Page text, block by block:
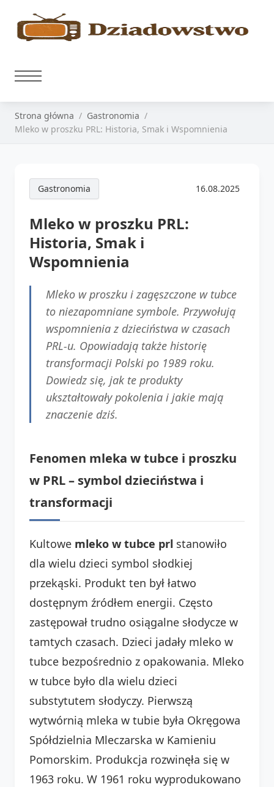
Strona główna
Gastronomia
Mleko w proszku PRL: Historia, Smak i Wspomnienia
Gastronomia 16.08.2025
Mleko w proszku PRL:
Historia, Smak i
Wspomnienia
Mleko w proszku i zagęszczone w tubce
to niezapomniane symbole. Przywołują
wspomnienia z dzieciństwa w czasach
PRL-u. Opowiadają także historię
transformacji Polski po 1989 roku.
Dowiedz się, jak te produkty
ukształtowały pokolenia i jakie mają
znaczenie dziś.
Fenomen mleka w tubce i proszku
w PRL – symbol dzieciństwa i
transformacji
Kultowe mleko w tubce prl stanowiło
dla wielu dzieci symbol słodkiej
przekąski. Produkt ten był łatwo
dostępnym źródłem energii. Często
zastępował trudno osiągalne słodycze w
tamtych czasach. Dzieci jadały mleko w
tubce bezpośrednio z opakowania. Mleko
w tubce było dla wielu dzieci
substytutem słodyczy. Pierwszą
wytwórnią mleka w tubie była Okręgowa
Spółdzielnia Mleczarska w Kamieniu
Pomorskim. Produkcja rozwinęła się w
1963 roku. W 1961 roku wyprodukowano